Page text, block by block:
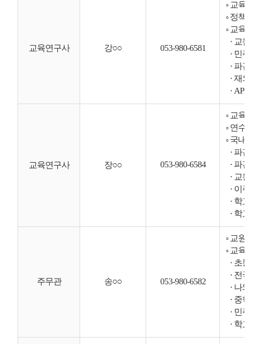
교육연구사 강○○ 053-980-6581
◦ 교육공
◦ 정책연
◦ 교육과
· 교원
· 민주
· 파견
· 재외
· APEC
교육연구사 장○○ 053-980-6584
◦ 교육과
◦ 연수 현
◦ 국내외
· 파견
· 파견
· 교원
· 이주
· 학교
· 학교
주무관 송○○ 053-980-6582
◦ 교원연
◦ 교육과
· 초등
· 전국
· 나와
· 중학
· 민주
· 학교